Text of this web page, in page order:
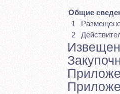
Общие
1
2